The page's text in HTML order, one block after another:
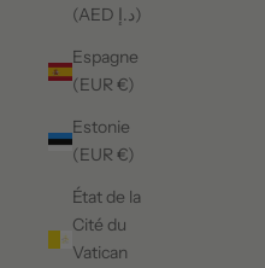
(AED د.إ)
Espagne
(EUR €)
Estonie
(EUR €)
État de la
Cité du
Vatican